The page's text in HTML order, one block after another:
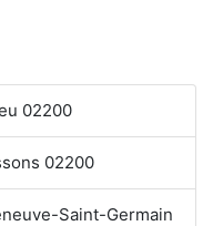
02200
02200
Saint-Germain